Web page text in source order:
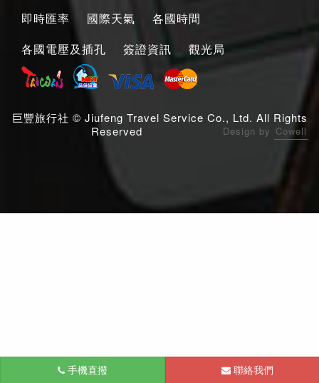
即時匯率
國際天氣
各國時間
各國電壓及插孔
簽證資訊 觀光局
巨豐旅行社 © Jiufeng Travel Service Co., Ltd. All Rights
Reserved
Design by Cowell
手機直撥 聯絡我們